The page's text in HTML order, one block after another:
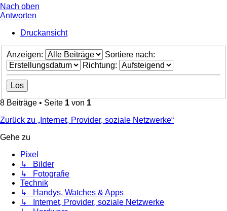
Nach oben
Antworten
Druckansicht
Anzeigen:
Sortiere nach:
Richtung:
8 Beiträge • Seite 1 von 1
Zurück zu „Internet, Provider, soziale Netzwerke“
Gehe zu
Pixel
↳ Bilder
↳ Fotografie
Technik
↳ Handys, Watches & Apps
↳ Internet, Provider, soziale Netzwerke